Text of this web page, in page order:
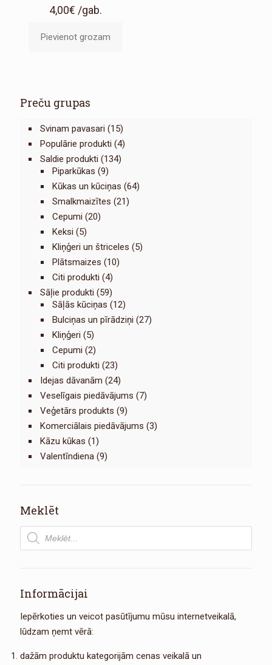
4,00€ /gab.
Pievienot grozam
Preču grupas
Svinam pavasari (15)
Populārie produkti (4)
Saldie produkti (134)
Piparkūkas (9)
Kūkas un kūciņas (64)
Smalkmaizītes (21)
Cepumi (20)
Keksi (5)
Kliņģeri un štriceles (5)
Plātsmaizes (10)
Citi produkti (4)
Sāļie produkti (59)
Sāļās kūciņas (12)
Bulciņas un pīrādziņi (27)
Kliņģeri (5)
Cepumi (2)
Citi produkti (23)
Idejas dāvanām (24)
Veselīgais piedāvājums (7)
Veģetārs produkts (9)
Komerciālais piedāvājums (3)
Kāzu kūkas (1)
Valentīndiena (9)
Meklēt
Products
search
Informācijai
Iepērkoties un veicot pasūtījumu mūsu internetveikalā,
lūdzam ņemt vērā:
dažām produktu kategorijām cenas veikalā un